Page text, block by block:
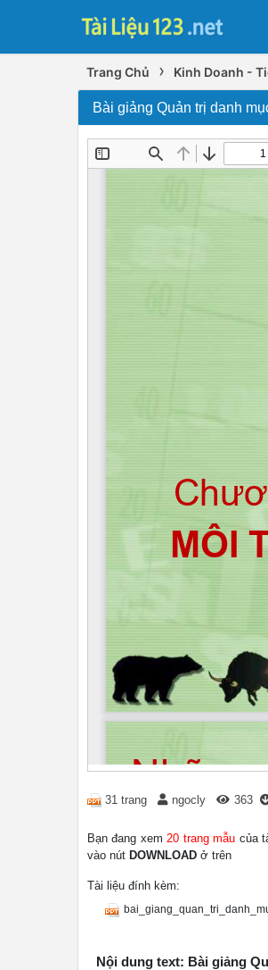
Trang Chủ › Kinh Doanh -
Bài giảng Quản trị danh
31 trang ngocly 363
Bạn đang xem20 trang mẫu của
vào nút DOWNLOAD ở trên
Tài liệu đính kèm:
Nội dung text: Bài giảng